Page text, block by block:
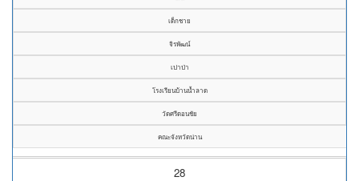
เด็กชาย
จิรพัฒน์
เปาป่า
โรงเรียนบ้านน้ำลาด
วัดศรีดอนชัย
คณะจังหวัดน่าน
28